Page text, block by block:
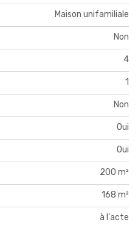
Maison unifamiliale
Non
4
1
Non
Oui
Oui
200 m²
168 m²
à l'acte